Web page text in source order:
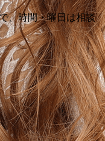
、時間・曜日は相談